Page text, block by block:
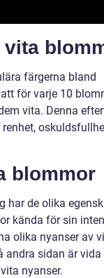
färgerna bland
för varje 10
vita. Denna
blommor
har de olika
kända för sin
olika nyanser av
andra sidan är
nyanser.